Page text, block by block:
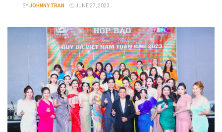
BYJOHNNY TRAN JUNE 27, 2023